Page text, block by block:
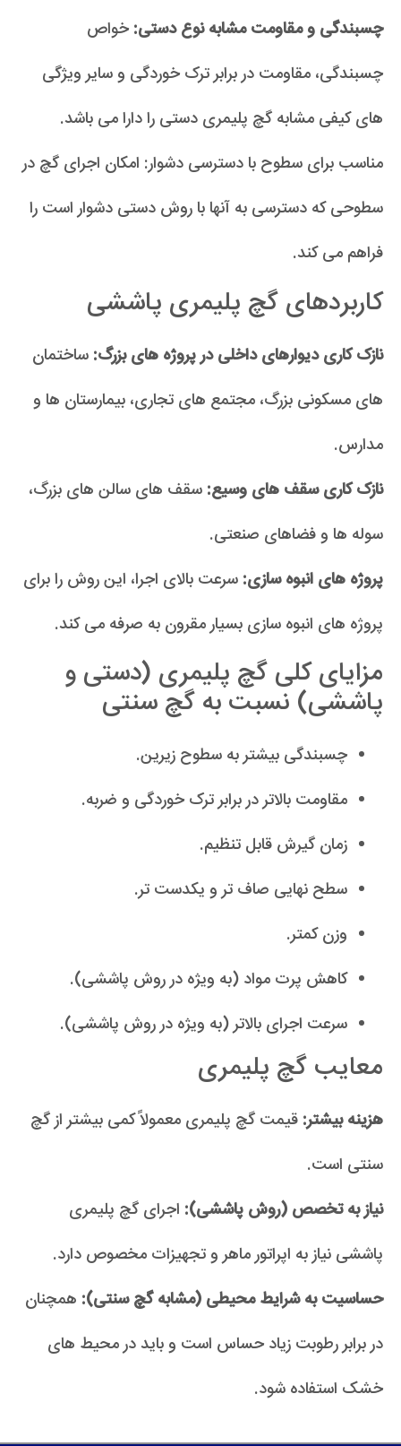
چسبندگی و مقاومت مشابه نوع دستی: خواص
چسبندگی، مقاومت در برابر ترک خوردگی و سایر ویژگی
های کیفی مشابه گچ پلیمری دستی را دارا می باشد.
مناسب برای سطوح با دسترسی دشوار: امکان اجرای گچ در
سطوحی که دسترسی به آنها با روش دستی دشوار است را
فراهم می کند.
کاربردهای گچ پلیمری پاششی
نازک کاری دیوارهای داخلی در پروژه های بزرگ: ساختمان
های مسکونی بزرگ، مجتمع های تجاری، بیمارستان ها و
مدارس.
نازک کاری سقف های وسیع: سقف های سالن های بزرگ،
سوله ها و فضاهای صنعتی.
پروژه های انبوه سازی: سرعت بالای اجرا، این روش را برای
پروژه های انبوه سازی بسیار مقرون به صرفه می کند.
مزایای کلی گچ پلیمری (دستی و
پاششی) نسبت به گچ سنتی
چسبندگی بیشتر به سطوح زیرین.
مقاومت بالاتر در برابر ترک خوردگی و ضربه.
زمان گیرش قابل تنظیم.
سطح نهایی صاف تر و یکدست تر.
وزن کمتر.
کاهش پرت مواد (به ویژه در روش پاششی).
سرعت اجرای بالاتر (به ویژه در روش پاششی).
معایب گچ پلیمری
هزینه بیشتر: قیمت گچ پلیمری معمولاً کمی بیشتر از گچ
سنتی است.
نیاز به تخصص (روش پاششی): اجرای گچ پلیمری
پاششی نیاز به اپراتور ماهر و تجهیزات مخصوص دارد.
حساسیت به شرایط محیطی (مشابه گچ سنتی): همچنان
در برابر رطوبت زیاد حساس است و باید در محیط های
خشک استفاده شود.